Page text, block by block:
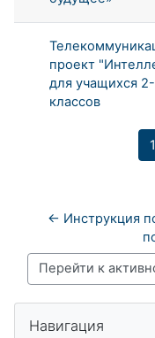
проект
для учащихся
классов
1
← Инструкция
Перейти к
Блоки
Навигация